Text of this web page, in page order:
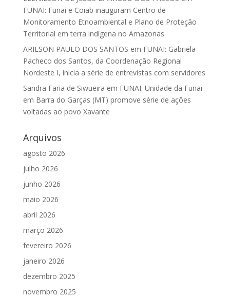
FUNAI: Funai e Coiab inauguram Centro de
Monitoramento Etnoambiental e Plano de Proteção
Territorial em terra indígena no Amazonas
ARILSON PAULO DOS SANTOS em FUNAI: Gabriela
Pacheco dos Santos, da Coordenação Regional
Nordeste I, inicia a série de entrevistas com servidores
Sandra Faria de Siwueira em FUNAI: Unidade da Funai
em Barra do Garças (MT) promove série de ações
voltadas ao povo Xavante
Arquivos
agosto 2026
julho 2026
junho 2026
maio 2026
abril 2026
março 2026
fevereiro 2026
janeiro 2026
dezembro 2025
novembro 2025